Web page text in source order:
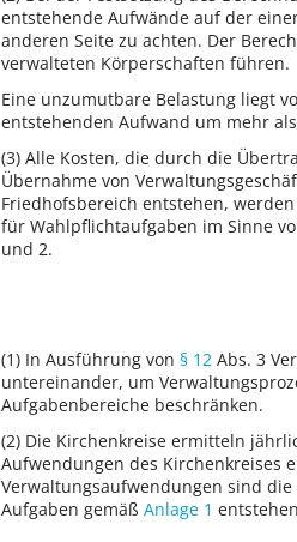
entstehende Aufwände auf der
anderen Seite zu achten. Der
verwalteten Körperschaften führen.
Eine unzumutbare Belastung liegt
entstehenden Aufwand um mehr
(3) Alle Kosten, die durch die
Übernahme von
Friedhofsbereich entstehen,
für Wahlpflichtaufgaben im Sinne
und 2.
(1) In Ausführung von§ 12 Abs. 3
untereinander, um
Aufgabenbereiche beschränken.
(2) Die Kirchenkreise ermitteln
Aufwendungen des Kirchenkreises
Verwaltungsaufwendungen sind
Aufgaben gemäßAnlage 1